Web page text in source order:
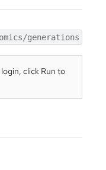
generations
click Run to